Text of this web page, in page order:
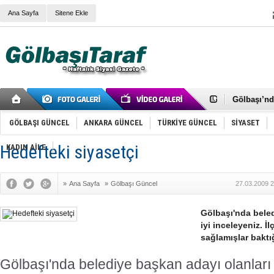
Ana Sayfa Sitene Ekle
Cemal
Samet
FAİZ
Mikail
Gölbaşı
İNCEK
GÖLBAŞI GÜNCEL ANKARA GÜNCEL TÜRKİYE GÜNCEL SİYASET
KADIN AİLE
Hedefteki siyasetçi
» Ana Sayfa » Gölbaşı Güncel 27.03.2009
Gölbaşı'nda
iyi inceleyeniz.
sağlamışlar
Gölbaşı'nda belediye başkan adayı